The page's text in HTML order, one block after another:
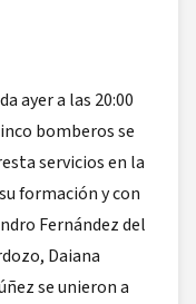
ayer a las 20:00
bomberos se
servicios en la
formación y con
Fernández del
Daiana
se unieron a